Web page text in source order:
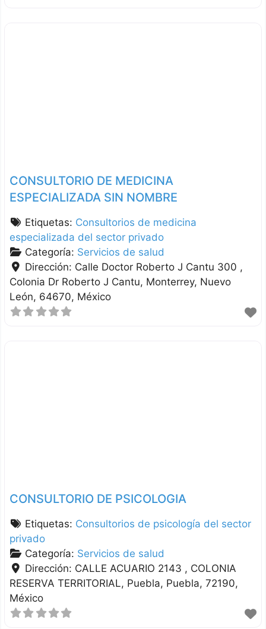
CONSULTORIO DE MEDICINA
ESPECIALIZADA SIN NOMBRE
Etiquetas: Consultorios de medicina
especializada del sector privado
Categoría: Servicios de salud
Dirección: Calle Doctor Roberto J Cantu 300 ,
Colonia Dr Roberto J Cantu Monterrey Nuevo
León 64670 México
CONSULTORIO DE PSICOLOGIA
Etiquetas: Consultorios de psicología del sector
privado
Categoría: Servicios de salud
Dirección: CALLE ACUARIO 2143 , COLONIA
RESERVA TERRITORIAL Puebla Puebla 72190
México